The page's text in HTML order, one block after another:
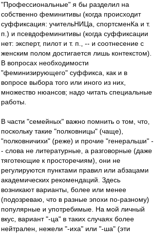
"Профессиональные" я бы разделил на
собственно феминитивы (когда происходит
суффиксация: учительНИЦа, спортсменКа и т.
п.) и псевдофеминитивы (когда суффиксации
нет: эксперт, пилот и т. п., -- и соотнесение с
женским полом достигается лишь контекстом).
В вопросах необходимости
"феминизирующего" суффикса, как и в
вопросе выбора того или иного из них,
множество нюансов; надо читать специальные
работы.
В части "семейных" важно помнить о том, что,
поскольку такие "полковницы" (чаще),
"полковничихи" (реже) и прочие "генеральши" -
- слова не литературные, а разговорные (даже
тяготеющие к просторечиям), они не
регулируются пунктами правил или абзацами
академических рекомендаций. Здесь
возникают варианты, более или менее
(подозреваю, что в разные эпохи по-разному)
популярные и употребимые. На мой личный
вкус, вариант "-ца" в таких случаях более
нейтрален, нежели "-иха" или "-ша" (эти